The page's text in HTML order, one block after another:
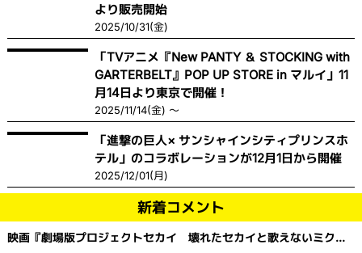
より販売開始
2025/10/31(金)
「TVアニメ『New PANTY ＆ STOCKING with
GARTERBELT』POP UP STORE in マルイ」11
月14日より東京で開催！
2025/11/14(金) ～
「進撃の巨人× サンシャインシティプリンスホ
テル」のコラボレーションが12月1日から開催
2025/12/01(月)
新着コメント
映画『劇場版プロジェクトセカイ 壊れたセカイと歌えないミク』